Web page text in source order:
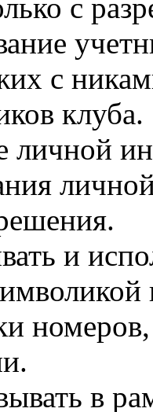
с
с
клуба.
личной
и
в